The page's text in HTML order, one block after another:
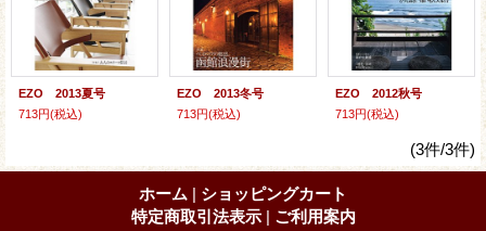
EZO 2013夏号
713円(税込)
EZO 2013冬号
713円(税込)
EZO 2012秋号
713円(税込)
(3件/3件)
ホーム | ショッピングカート
特定商取引法表示 | ご利用案内